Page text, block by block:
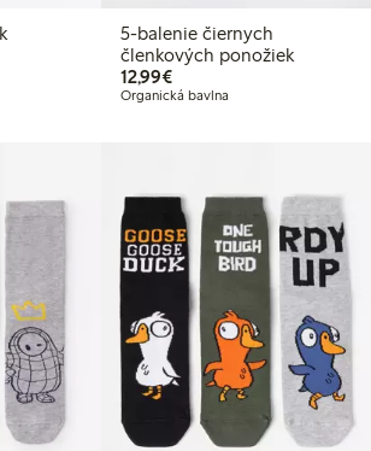
5-balenie čiernych
členkových ponožiek
12,99€12,99 €
Organická bavlna